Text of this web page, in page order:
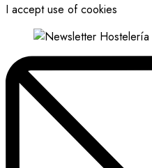
I accept use of cookies